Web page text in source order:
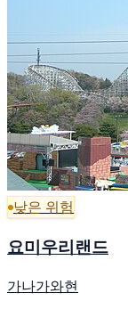
낮은 위험
요미우리랜드
가나가와현